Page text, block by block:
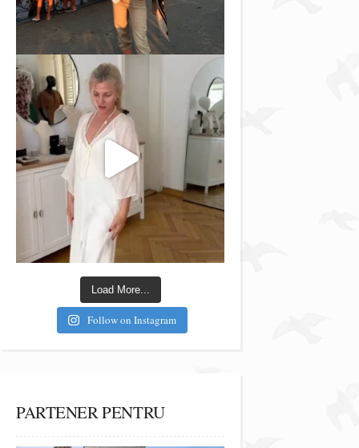
Load More...
Follow on Instagram
PARTENER PENTRU